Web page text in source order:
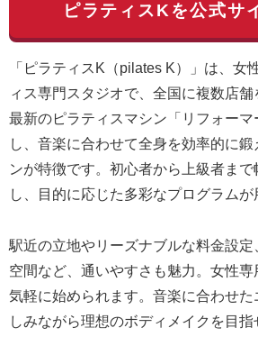
ピラティスKを公式サ
「ピラティスK（pilates K）」は、女
ィス専門スタジオで、全国に複数店舗
最新のピラティスマシン「リフォーマ
し、音楽に合わせて全身を効率的に
ンが特徴です。初心者から上級者ま
し、目的に応じた多彩なプログラムが
駅近の立地やリーズナブルな料金設
空間など、通いやすさも魅力。女性
気軽に始められます。音楽に合わせ
しみながら理想のボディメイクを目指